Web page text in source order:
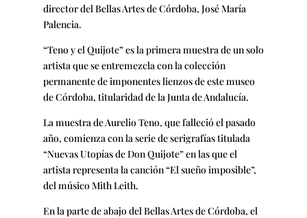
director del Bellas Artes de Córdoba, José María
Palencia.
“Teno y el Quijote” es la primera muestra de un solo
artista que se entremezcla con la colección
permanente de imponentes lienzos de este museo
de Córdoba, titularidad de la Junta de Andalucía.
La muestra de Aurelio Teno, que falleció el pasado
año, comienza con la serie de serigrafías titulada
“Nuevas Utopías de Don Quijote” en las que el
artista representa la canción “El sueño imposible”,
del músico Mith Leith.
En la parte de abajo del Bellas Artes de Córdoba, el